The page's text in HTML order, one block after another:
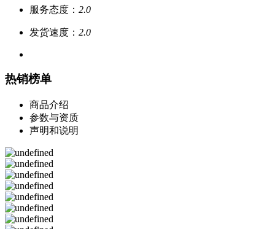
服务态度： 2.0
发货速度： 2.0
热销榜单
商品介绍
参数与资质
声明和说明